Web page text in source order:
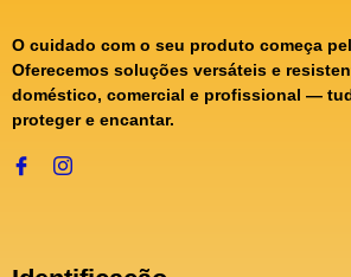
O cuidado com o seu produto começa
Oferecemos soluções versáteis e
doméstico, comercial e profissional —
proteger e encantar.